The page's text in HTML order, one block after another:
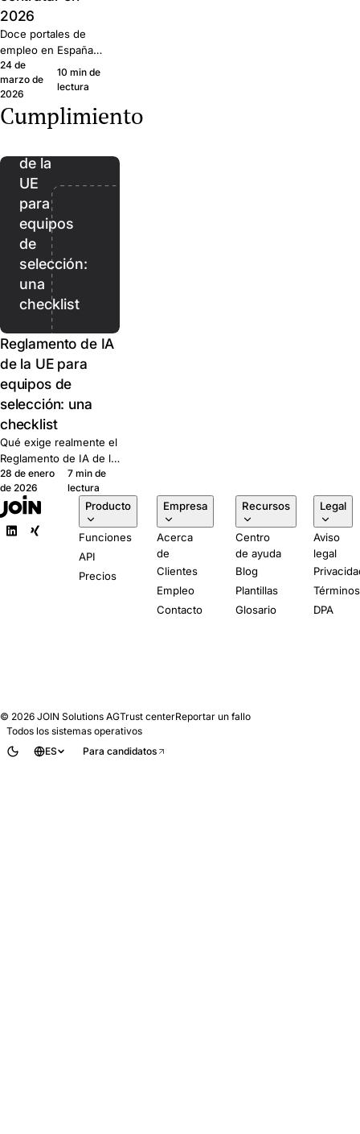
2026
Doce portales de
empleo en España a
los que
multipublicamos en
Join. Generalistas,
tech, ejecutivos,
remoto. Para qué
cuándo
combinarlos.
24 de
marzo de
2026
10 min de
lectura
Cumplimiento
Reglamento
de la
UE
para
equipos
de
selección:
una
checklist
Reglamento de IA
de la UE para
equipos de
selección: una
checklist
Qué exige realmente el
Reglamento de IA de la
UE a equipos
pequeños de RR. HH.,
en lenguaje claro.
Cinco preguntas para
cualquier proveedor de
28 de enero
de 2026
7 min de
lectura
Producto
Funciones
API
Precios
Empresa
Acerca
de
Clientes
Empleo
Contacto
Recursos
Centro
de ayuda
Blog
Plantillas
Glosario
Legal
Aviso
legal
Términos
DPA
© 2026 JOIN Solutions AGTrust centerReportar un fallo
Todos los sistemas operativos
ES
Para candidatos